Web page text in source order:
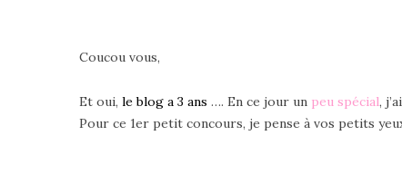
Coucou vous,
Et oui, le blog a 3 ans …. En ce jour un peu spécial,
Pour ce 1er petit concours, je pense à vos petits